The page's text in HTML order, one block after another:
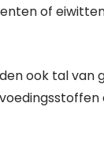
of
ook tal van